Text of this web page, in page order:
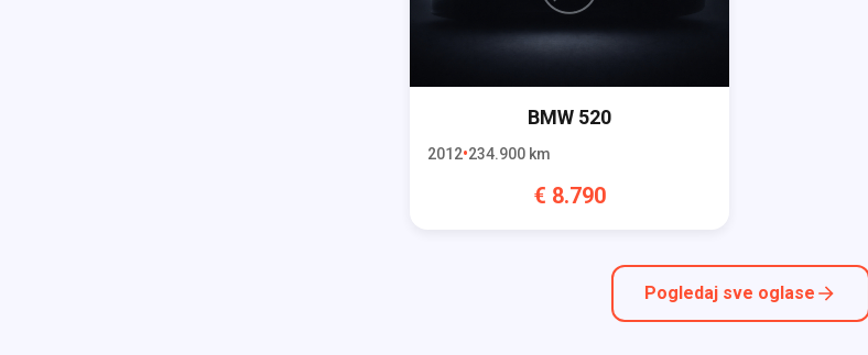
BMW 520
2012 234.900 km
€ 8.790
Pogledaj sve oglase